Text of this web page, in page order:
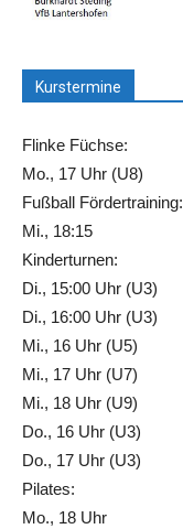
Kurstermine
Flinke Füchse:
Mo., 17 Uhr (U8)
Fußball Fördertraining:
Mi., 18:15
Kinderturnen:
Di., 15:00 Uhr (U3)
Di., 16:00 Uhr (U3)
Mi., 16 Uhr (U5)
Mi., 17 Uhr (U7)
Mi., 18 Uhr (U9)
Do., 16 Uhr (U3)
Do., 17 Uhr (U3)
Pilates:
Mo., 18 Uhr